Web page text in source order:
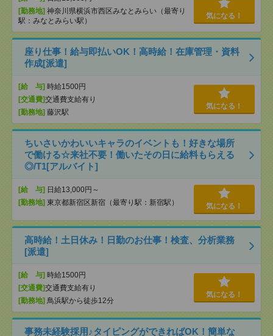
[勤務地] 神奈川県横浜市西区みなとみらい（最寄り
駅：みなとみらい駅）
気になる！
座り仕事！給与即払いOK！高時給！在庫管理・資料
作成[派遣]
[給 与] 時給1500円
[交通費]交通費支給有り
[勤務地] 藤沢駅
気になる！
ちいさいかわいいキャラのイベントも！好きな場所
で働ける☆来社不要！働いたその日に給料もらえる
◎/T1[アルバイト]
[給 与] 日給13,000円～
[勤務地] 東京都新宿区新宿（最寄り駅：新宿駅） 気になる！
高時給！土日休み！日勤のお仕事！検査、分析業務
[派遣]
[給 与] 時給1500円
[交通費]交通費支給有り
[勤務地] 鳥浜駅から徒歩12分
気になる！
事務未経験採用♪タイピングができればOK！簡単な